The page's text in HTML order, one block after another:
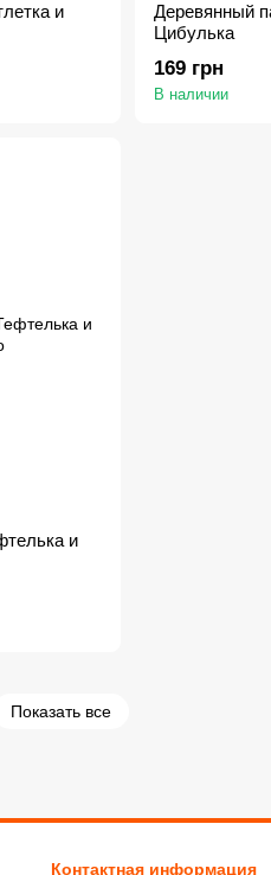
и
Деревянный
Цибулька
169 грн
В наличии
и
Показать все
Контактная информация